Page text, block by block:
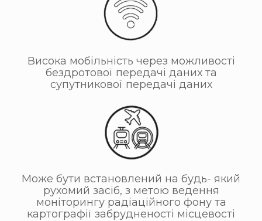
Висока мобільність через можливості
бездротової передачі даних та
супутникової передачі даних
Може бути встановлений на будь- який
рухомий засіб, з метою ведення
моніторингу радіаційного фону та
картографії забрудненості місцевості